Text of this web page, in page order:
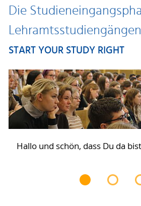
Die
Lehramtsstudiengängen
START YOUR STUDY RIGHT
Hallo und schön, dass Du da